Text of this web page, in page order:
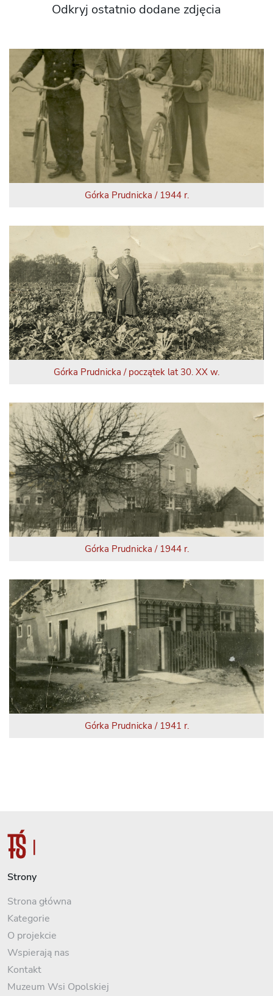
Odkryj ostatnio dodane zdjęcia
Górka Prudnicka / 1944 r.
Górka Prudnicka / początek lat 30. XX w.
Górka Prudnicka / 1944 r.
Górka Prudnicka / 1941 r.
Strony
Strona główna
Kategorie
O projekcie
Wspierają nas
Kontakt
Muzeum Wsi Opolskiej